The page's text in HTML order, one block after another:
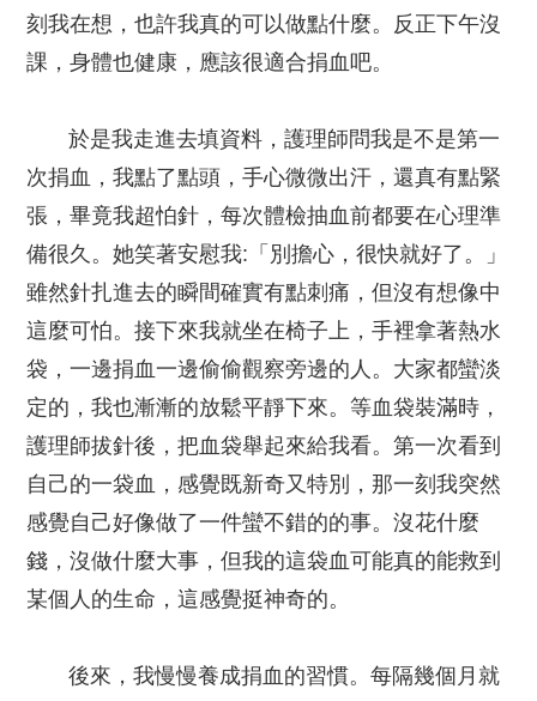
刻我在想，也許我真的可以做點什麼。反正下午沒
課，身體也健康，應該很適合捐血吧。
於是我走進去填資料，護理師問我是不是第一
次捐血，我點了點頭，手心微微出汗，還真有點緊
張，畢竟我超怕針，每次體檢抽血前都要在心理準
備很久。她笑著安慰我:「別擔心，很快就好了。」
雖然針扎進去的瞬間確實有點刺痛，但沒有想像中
這麼可怕。接下來我就坐在椅子上，手裡拿著熱水
袋，一邊捐血一邊偷偷觀察旁邊的人。大家都蠻淡
定的，我也漸漸的放鬆平靜下來。等血袋裝滿時，
護理師拔針後，把血袋舉起來給我看。第一次看到
自己的一袋血，感覺既新奇又特別，那一刻我突然
感覺自己好像做了一件蠻不錯的的事。沒花什麼
錢，沒做什麼大事，但我的這袋血可能真的能救到
某個人的生命，這感覺挺神奇的。
後來，我慢慢養成捐血的習慣。每隔幾個月就